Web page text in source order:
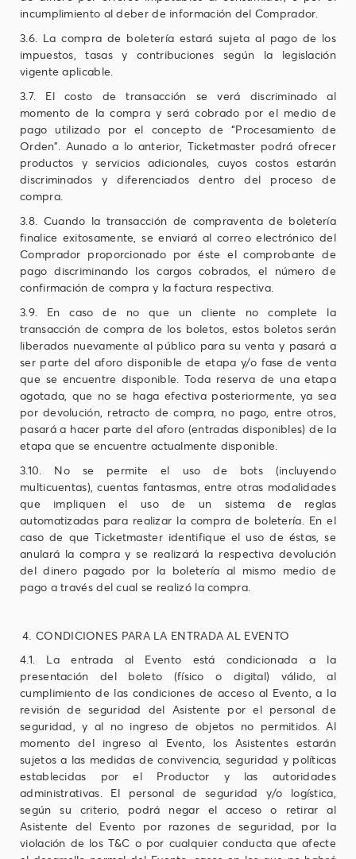
incumplimiento al deber de información del Comprador.
3.6. La compra de boletería estará sujeta al pago de los
impuestos, tasas y contribuciones según la legislación
vigente aplicable.
3.7. El costo de transacción se verá discriminado al
momento de la compra y será cobrado por el medio de
pago utilizado por el concepto de “Procesamiento de
Orden”. Aunado a lo anterior, Ticketmaster podrá ofrecer
productos y servicios adicionales, cuyos costos estarán
discriminados y diferenciados dentro del proceso de
compra.
3.8. Cuando la transacción de compraventa de boletería
finalice exitosamente, se enviará al correo electrónico del
Comprador proporcionado por éste el comprobante de
pago discriminando los cargos cobrados, el número de
confirmación de compra y la factura respectiva.
3.9. En caso de no que un cliente no complete la
transacción de compra de los boletos, estos boletos serán
liberados nuevamente al público para su venta y pasará a
ser parte del aforo disponible de etapa y/o fase de venta
que se encuentre disponible. Toda reserva de una etapa
agotada, que no se haga efectiva posteriormente, ya sea
por devolución, retracto de compra, no pago, entre otros,
pasará a hacer parte del aforo (entradas disponibles) de la
etapa que se encuentre actualmente disponible.
3.10. No se permite el uso de bots (incluyendo
multicuentas), cuentas fantasmas, entre otras modalidades
que impliquen el uso de un sistema de reglas
automatizadas para realizar la compra de boletería. En el
caso de que Ticketmaster identifique el uso de éstas, se
anulará la compra y se realizará la respectiva devolución
del dinero pagado por la boletería al mismo medio de
pago a través del cual se realizó la compra.
CONDICIONES PARA LA ENTRADA AL EVENTO
4.1. La entrada al Evento está condicionada a la
presentación del boleto (físico o digital) válido, al
cumplimiento de las condiciones de acceso al Evento, a la
revisión de seguridad del Asistente por el personal de
seguridad, y al no ingreso de objetos no permitidos. Al
momento del ingreso al Evento, los Asistentes estarán
sujetos a las medidas de convivencia, seguridad y políticas
establecidas por el Productor y las autoridades
administrativas. El personal de seguridad y/o logística,
según su criterio, podrá negar el acceso o retirar al
Asistente del Evento por razones de seguridad, por la
violación de los T&C o por cualquier conducta que afecte